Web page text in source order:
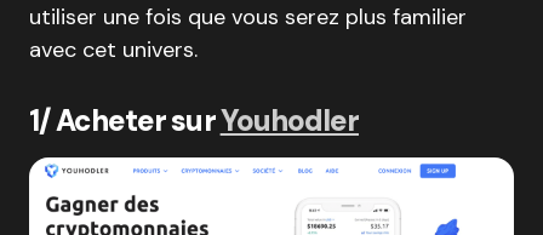
utiliser une fois que vous serez plus familier
avec cet univers.
1/ Acheter surYouhodler